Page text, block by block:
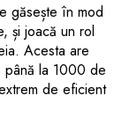
găsește în mod
și joacă un rol
Acesta are
până la 1000 de
de eficient